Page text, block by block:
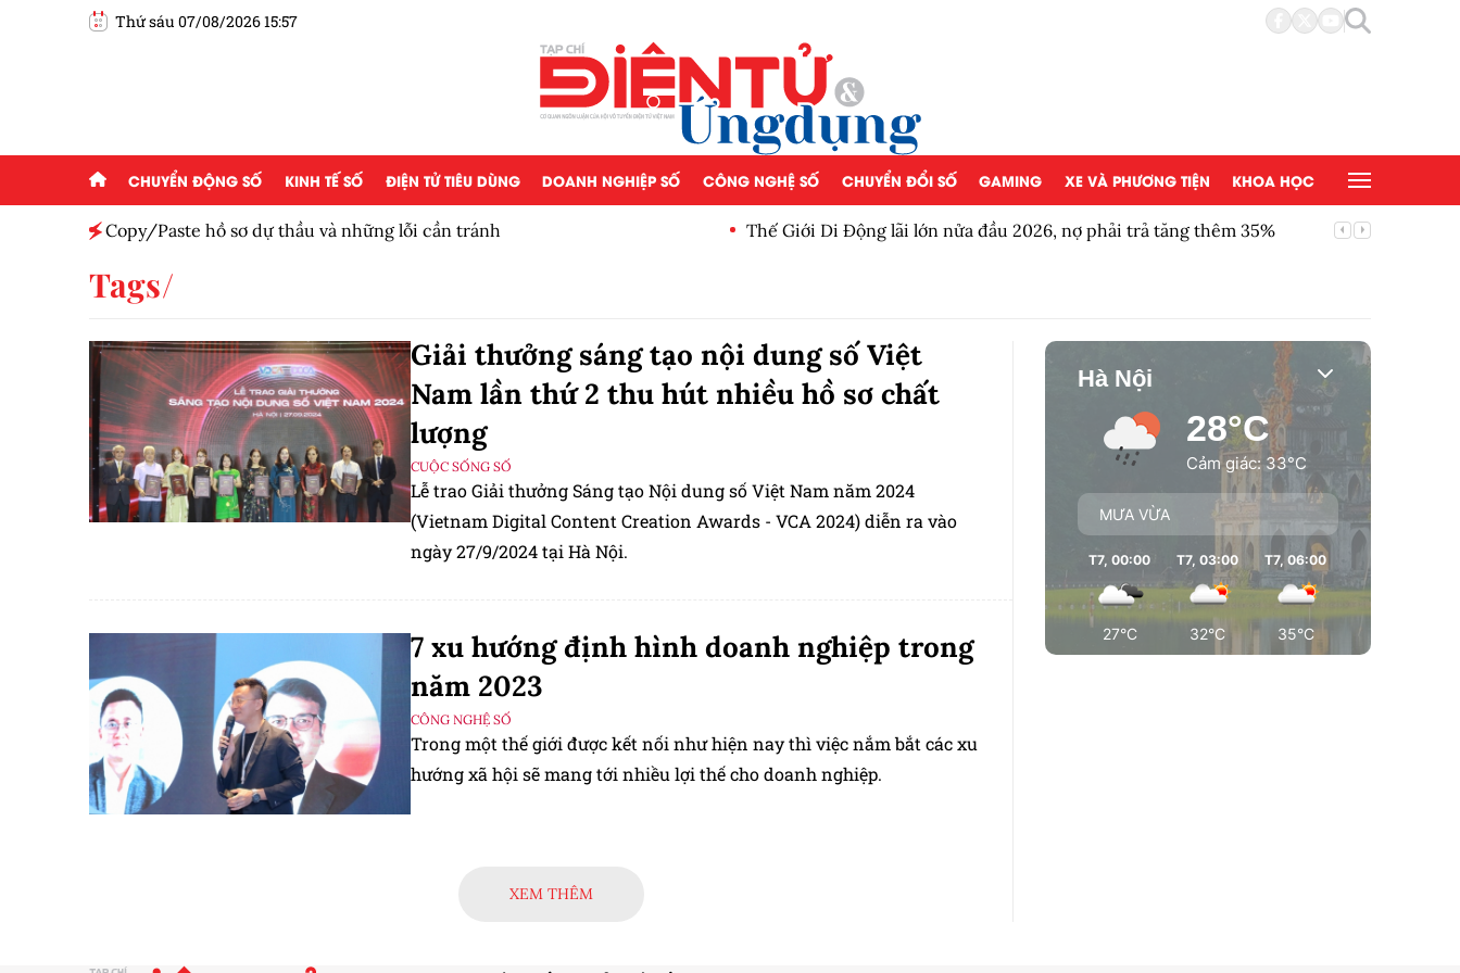
Thứ sáu 07/08/2026 15:57
CHUYỂN ĐỘNG SỐ KINH TẾ SỐ ĐIỆN TỬ TIÊU DÙNG DOANH NGHIỆP SỐ CÔNG NGHỆ SỐ CHUYỂN ĐỔI SỐ GAMING XE VÀ PHƯƠNG TIỆN KHOA HỌC
Copy/Paste hồ sơ dự thầu và những lỗi cần tránh Thế Giới Di Động lãi lớn nửa đầu 2026, nợ phải trả tăng thêm 35%
Tags
Giải thưởng sáng tạo nội dung số Việt
Nam lần thứ 2 thu hút nhiều hồ sơ chất
lượng
CUỘC SỐNG SỐ
Lễ trao Giải thưởng Sáng tạo Nội dung số Việt Nam năm 2024
(Vietnam Digital Content Creation Awards - VCA 2024) diễn ra vào
ngày 27/9/2024 tại Hà Nội.
7 xu hướng định hình doanh nghiệp trong
năm 2023
CÔNG NGHỆ SỐ
Trong một thế giới được kết nối như hiện nay thì việc nắm bắt các xu
hướng xã hội sẽ mang tới nhiều lợi thế cho doanh nghiệp.
XEM THÊM
Hà Nội
28°C
Cảm giác: 33°C
MƯA VỪA
T7, 00:00
27°C
T7, 03:00
32°C
T7, 06:00
35°C